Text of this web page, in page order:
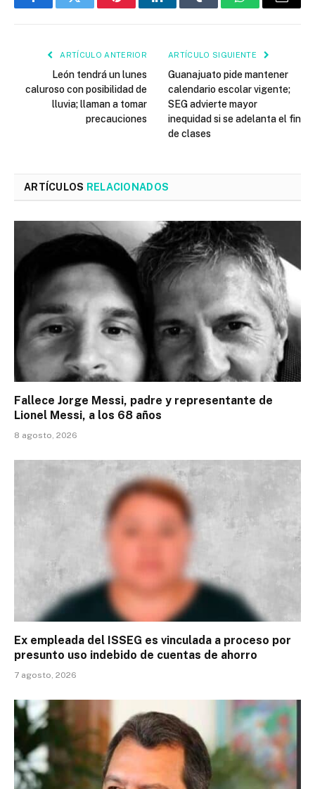
FacebookTwitter PinterestLinkedInTumblr WhatsAppEmail
ARTÍCULO ANTERIOR
León tendrá un lunes
caluroso con posibilidad de
lluvia; llaman a tomar
precauciones
ARTÍCULO SIGUIENTE
Guanajuato pide mantener
calendario escolar vigente;
SEG advierte mayor
inequidad si se adelanta el fin
de clases
ARTÍCULOS RELACIONADOS
Fallece Jorge Messi, padre y representante de
Lionel Messi, a los 68 años
8 agosto, 2026
Ex empleada del ISSEG es vinculada a proceso por
presunto uso indebido de cuentas de ahorro
7 agosto, 2026